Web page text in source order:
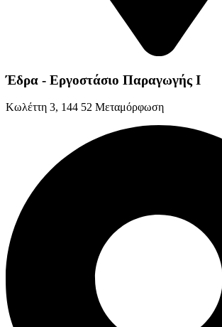
Έδρα - Εργοστάσιο Παραγωγής Ι
Kωλέττη 3, 144 52 Μεταμόρφωση